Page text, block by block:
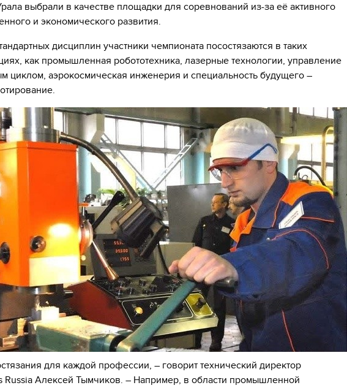
выбрали в качестве площадки для соревнований из-за её активного
и экономического развития.
дисциплин участники чемпионата посостязаются в таких
как промышленная робототехника, лазерные технологии, управление
циклом, аэрокосмическая инженерия и специальность будущего –
для каждой профессии, – говорит технический директор
Russia Алексей Тымчиков. – Например, в области промышленной